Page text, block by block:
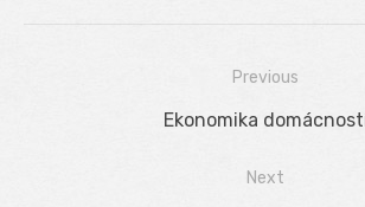
Navigácia
Previous
Previous
Ekonomika
Next